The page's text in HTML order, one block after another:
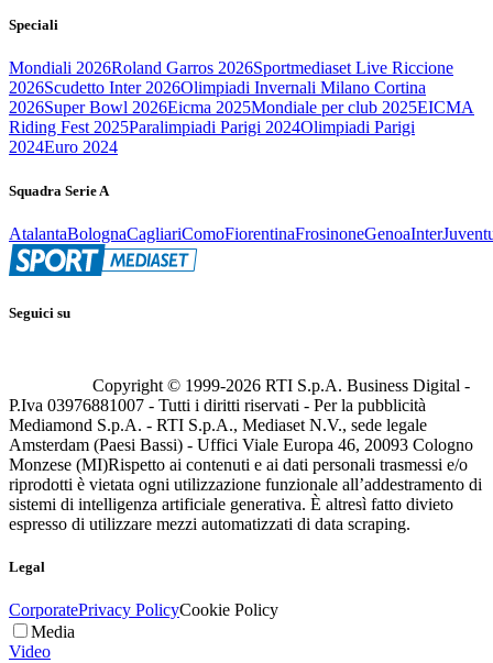
Speciali
Mondiali 2026Roland Garros 2026Sportmediaset Live Riccione
2026Scudetto Inter 2026Olimpiadi Invernali Milano Cortina
2026Super Bowl 2026Eicma 2025Mondiale per club 2025EICMA
Riding Fest 2025Paralimpiadi Parigi 2024Olimpiadi Parigi
2024Euro 2024
Squadra Serie A
AtalantaBolognaCagliariComoFiorentinaFrosinoneGenoaInter
Seguici su
Copyright © 1999-2026 RTI S.p.A. Business Digital -
P.Iva 03976881007 - Tutti i diritti riservati - Per la pubblicità
Mediamond S.p.A. - RTI S.p.A., Mediaset N.V., sede legale
Amsterdam (Paesi Bassi) - Uffici Viale Europa 46, 20093 Cologno
Monzese (MI)Rispetto ai contenuti e ai dati personali trasmessi e/o
riprodotti è vietata ogni utilizzazione funzionale all’addestramento di
sistemi di intelligenza artificiale generativa. È altresì fatto divieto
espresso di utilizzare mezzi automatizzati di data scraping.
Legal
CorporatePrivacy PolicyCookie Policy
Media
Video